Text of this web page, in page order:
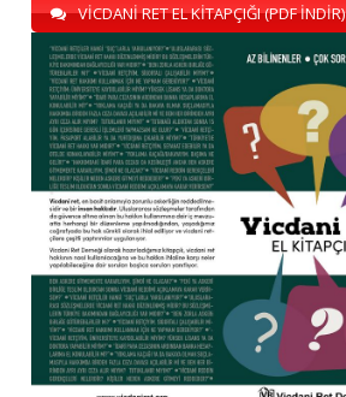
VİCDANİ RET EL KİTAPÇIĞI (PDF İNDİR)